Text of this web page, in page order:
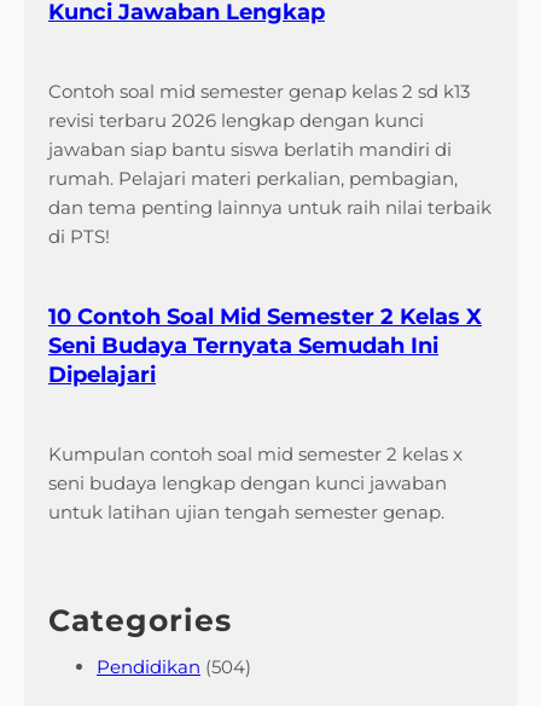
Kunci Jawaban Lengkap
Contoh soal mid semester genap kelas 2 sd k13
revisi terbaru 2026 lengkap dengan kunci
jawaban siap bantu siswa berlatih mandiri di
rumah. Pelajari materi perkalian, pembagian,
dan tema penting lainnya untuk raih nilai terbaik
di PTS!
10 Contoh Soal Mid Semester 2 Kelas X
Seni Budaya Ternyata Semudah Ini
Dipelajari
Kumpulan contoh soal mid semester 2 kelas x
seni budaya lengkap dengan kunci jawaban
untuk latihan ujian tengah semester genap.
Categories
Pendidikan (504)